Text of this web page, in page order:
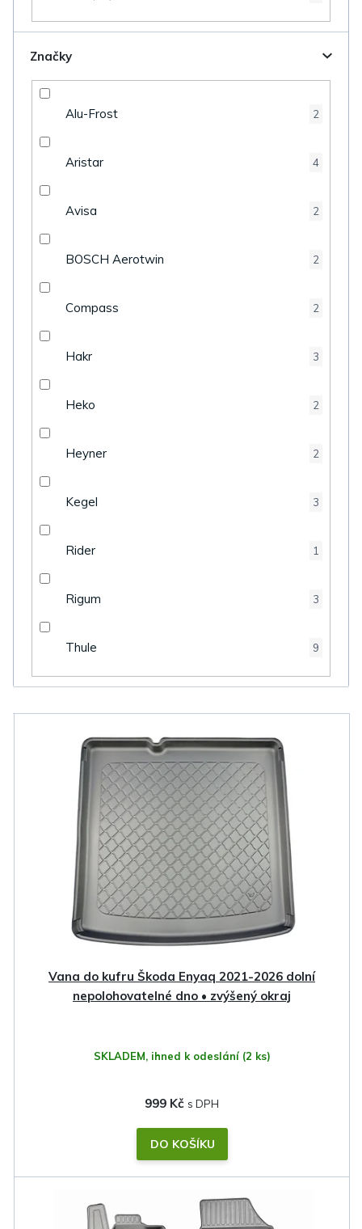
Značky
Alu-Frost 2
Aristar 4
Avisa 2
BOSCH Aerotwin 2
Compass 2
Hakr 3
Heko 2
Heyner 2
Kegel 3
Rider 1
Rigum 3
Thule 9
Vana do kufru Škoda Enyaq 2021-2026 dolní
nepolohovatelné dno • zvýšený okraj
SKLADEM, ihned k odeslání (2 ks)
999 Kč
DO KOŠÍKU